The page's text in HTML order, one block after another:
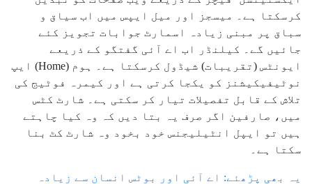
کرسکتا ہے۔ میسجز اور میل ایپس میں اب سیاق و
سباق پر مبنی زیادہ اسمارٹ جوابات تجویز کئے
جائیں گے۔ کیلنڈر اب اے آئی گفتگو کے ذریعے
ایونٹس (تقریبات) شیڈول کرسکتا ہے۔ ہوم (Home) ایپ
نوٹیفیکیشنز کو یکجا کرتی ہے اور کیمرہ فوٹیج کی
تلاش کے قابل تفصیلات تیار کر سکتی ہے۔ شارٹ کٹس
میں، صارفین اگر صرف یہ بتا دیں کہ وہ کیا چاہتے
ہیں تو ایپل انٹیلیجنس خود بخود وہ شارٹ کٹ بنا
سکتا ہے۔
یہ بھی پڑھئے: اے آئی اور بوٹس انسان سے زیادہ